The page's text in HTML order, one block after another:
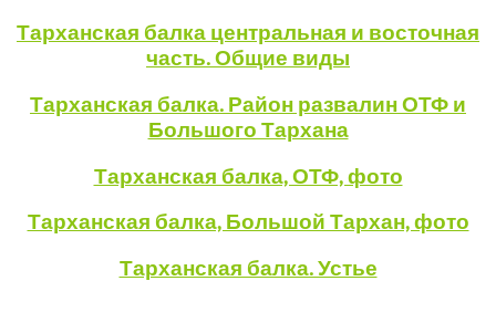
Тарханская балка центральная и восточная
часть. Общие виды
Тарханская балка. Район развалин ОТФ и
Большого Тархана
Тарханская балка, ОТФ, фото
Тарханская балка, Большой Тархан, фото
Тарханская балка. Устье